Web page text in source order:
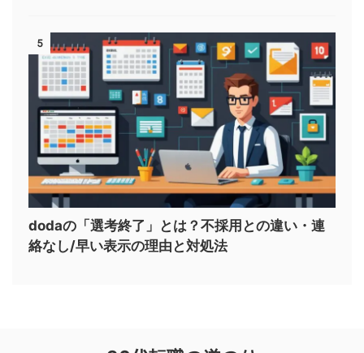
5
dodaの「選考終了」とは？不採用との違い・連
絡なし/早い表示の理由と対処法